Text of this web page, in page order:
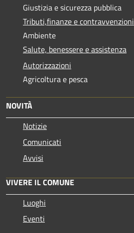
Giustizia e sicurezza pubblica
Tributi,finanze e contravvenzioni
Ambiente
Salute, benessere e assistenza
Autorizzazioni
Agricoltura e pesca
NOVITÀ
Notizie
Comunicati
Avvisi
VIVERE IL COMUNE
Luoghi
Eventi